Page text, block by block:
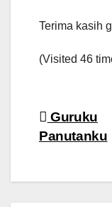
Terima kasih
(Visited 46
pos
Guruku
Panutanku